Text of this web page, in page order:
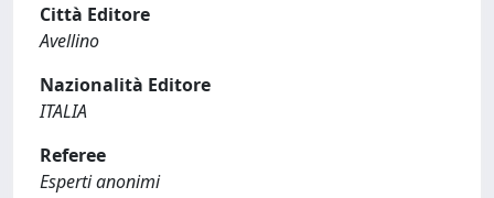
Città Editore
Avellino
Nazionalità Editore
ITALIA
Referee
Esperti anonimi